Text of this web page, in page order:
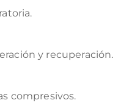
y recuperación.
compresivos.